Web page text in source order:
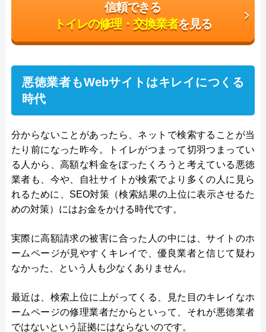
信頼できる
トイレの修理・交換業者を見る
悪徳業者もWebサイトはキレイにつくる
時代
分からないことがあったら、ネットで検索することが当
たり前になった昨今。トイレがつまって切羽つまってい
る人から、高額な料金をぼったくろうと考えている悪徳
業者も、今や、自社サイトが検索でより多くの人に見ら
れるために、SEO対策（検索結果の上位に表示させるた
めの対策）にはお金をかける時代です。
実際に高額請求の被害に合った人の中には、サイトのホ
ームページが見やすくキレイで、優良業者と信じて疑わ
なかった、という人も少なくありません。
最近は、検索上位に上がってくる、見た目のキレイなホ
ームページの修理業者だからといって、それが悪徳業者
ではないという証拠にはならないのです。